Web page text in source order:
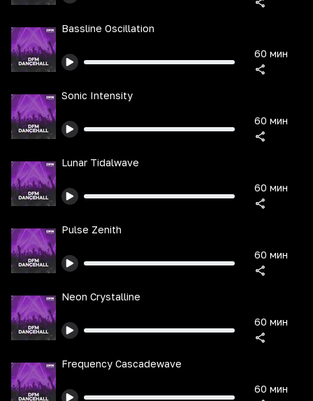
Bassline Oscillation
60 мин
Sonic Intensity
60 мин
Lunar Tidalwave
60 мин
Pulse Zenith
60 мин
Neon Crystalline
60 мин
Frequency Cascadewave
60 мин